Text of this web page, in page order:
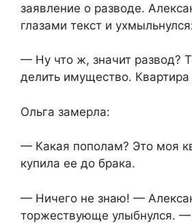
заявление о разводе.
глазами текст и
— Ну что ж, значит развод?
делить имущество.
Ольга замерла:
— Какая пополам? Это моя
купила ее до брака.
— Ничего не знаю! —
торжествующе улыбнулся.